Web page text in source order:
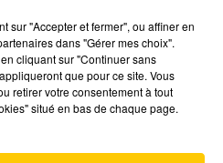
sur "Accepter et fermer", ou affiner en
dans "Gérer mes choix".
cliquant sur "Continuer sans
que pour ce site. Vous
retirer votre consentement à tout
situé en bas de chaque page.